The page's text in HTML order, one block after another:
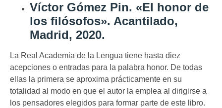
Víctor Gómez Pin. «El honor de
los filósofos». Acantilado,
Madrid, 2020.
La Real Academia de la Lengua tiene hasta diez
acepciones o entradas para la palabra honor. De todas
ellas la primera se aproxima prácticamente en su
totalidad al modo en que el autor la emplea al dirigirse a
los pensadores elegidos para formar parte de este libro.